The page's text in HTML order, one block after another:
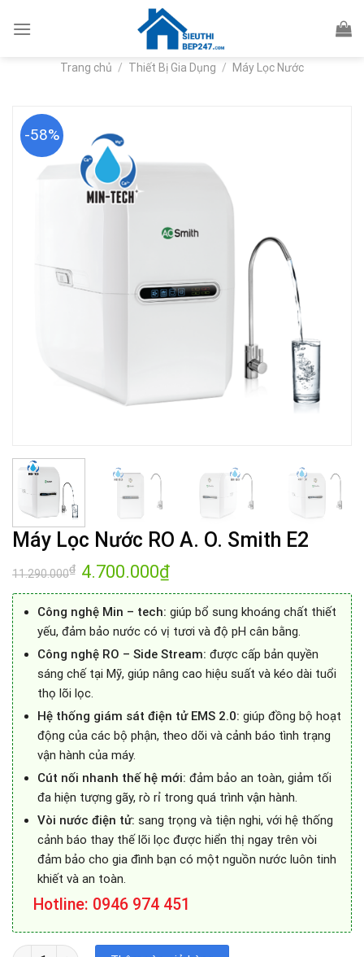
Trang chủ / Thiết Bị Gia Dụng / Máy Lọc Nước
-58%
Máy Lọc Nước RO A. O. Smith E2
11.290.000₫ Giá
gốc
là:
4.700.000₫Giá
tại
4.700.000₫.
Công nghệ Min – tech: giúp bổ sung khoáng chất thiết
yếu, đảm bảo nước có vị tươi và độ pH cân bằng.
Công nghệ RO – Side Stream: được cấp bản quyền
sáng chế tại Mỹ, giúp nâng cao hiệu suất và kéo dài tuổi
thọ lõi lọc.
Hệ thống giám sát điện tử EMS 2.0: giúp đồng bộ hoạt
động của các bộ phận, theo dõi và cảnh báo tình trạng
vận hành của máy.
Cút nối nhanh thế hệ mới: đảm bảo an toàn, giảm tối
đa hiện tượng gãy, rò rỉ trong quá trình vận hành.
Vòi nước điện tử: sang trọng và tiện nghi, với hệ thống
cảnh báo thay thế lõi lọc được hiển thị ngay trên vòi
đảm bảo cho gia đình bạn có một nguồn nước luôn tinh
khiết và an toàn.
Hotline: 0946 974 451
Máy Lọc Nước RO A. O. Smith E2 số lượng